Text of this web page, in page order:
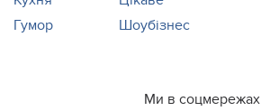
Гумор
Шоубізнес
Ми в соцмережах